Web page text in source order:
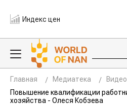
Индекс цен
Главная Медиатека
Видео
Повышение квалификации
хозяйства - Олеся Кобзева